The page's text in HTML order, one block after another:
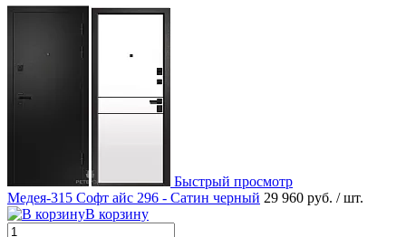
Быстрый просмотр
Медея-315 Софт айс 296 - Сатин черный 29 960 руб. / шт.
В корзину